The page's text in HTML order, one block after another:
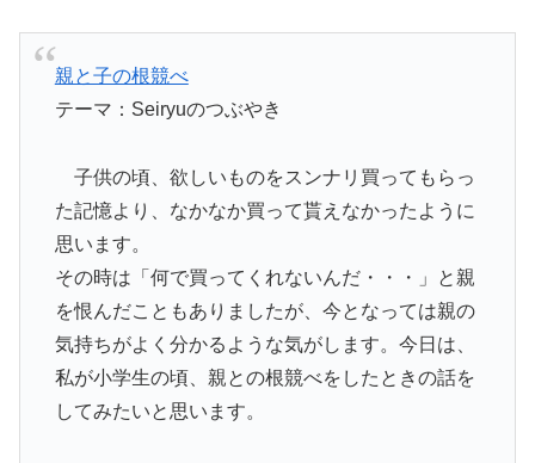
親と子の根競べ
テーマ：Seiryuのつぶやき
子供の頃、欲しいものをスンナリ買ってもらっ
た記憶より、なかなか買って貰えなかったように
思います。
その時は「何で買ってくれないんだ・・・」と親
を恨んだこともありましたが、今となっては親の
気持ちがよく分かるような気がします。今日は、
私が小学生の頃、親との根競べをしたときの話を
してみたいと思います。